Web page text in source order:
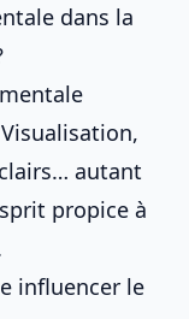
dans la
autant
propice à
influencer le